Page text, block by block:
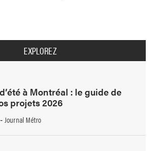
EXPLOREZ
à Montréal : le guide de
projets 2026
Journal Métro